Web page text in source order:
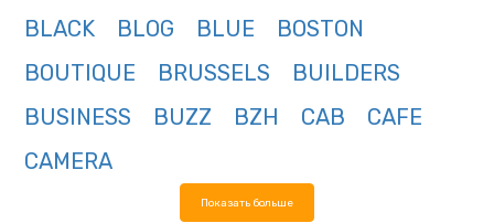
BLACK
BLOG BLUE
BOSTON
BOUTIQUE
BRUSSELS
BUILDERS
BUSINESS
BUZZ BZH CAB
CAFE
CAMERA
Показать больше